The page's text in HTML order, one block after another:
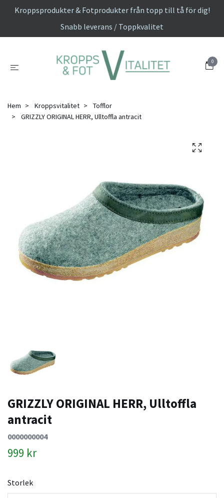
Kroppsprodukter & Fotprodukter från topp till tå för dig!
Snabb leverans / Toppkvalitet
0
Hem Kroppsvitalitet
Tofflor
GRIZZLY ORIGINAL HERR, Ulltoffla antracit
GRIZZLY ORIGINAL HERR, Ulltoffla
antracit
0000000004
999 kr
Storlek